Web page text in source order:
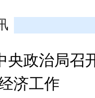
央政治局召
济工作